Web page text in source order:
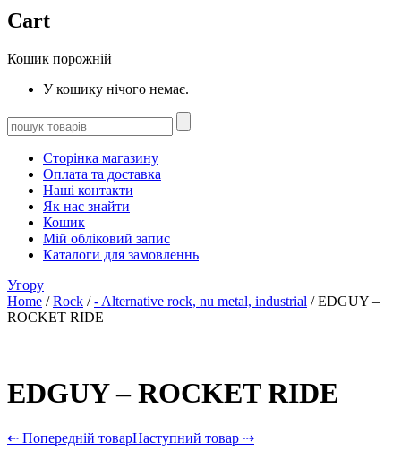
Cart
Кошик порожній
У кошику нічого немає.
Сторінка магазину
Оплата та доставка
Наші контакти
Як нас знайти
Кошик
Мій обліковий запис
Каталоги для замовленнь
Угору
Home /Rock /- Alternative rock, nu metal, industrial / EDGUY –
ROCKET RIDE
EDGUY – ROCKET RIDE
⇠ Попередній товарНаступний товар ⇢